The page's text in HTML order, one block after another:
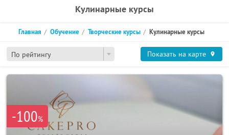
Кулинарные курсы
По рейтингу
Главная Обучение Творческие курсы Кулинарные курсы
Показать на карте
-100%